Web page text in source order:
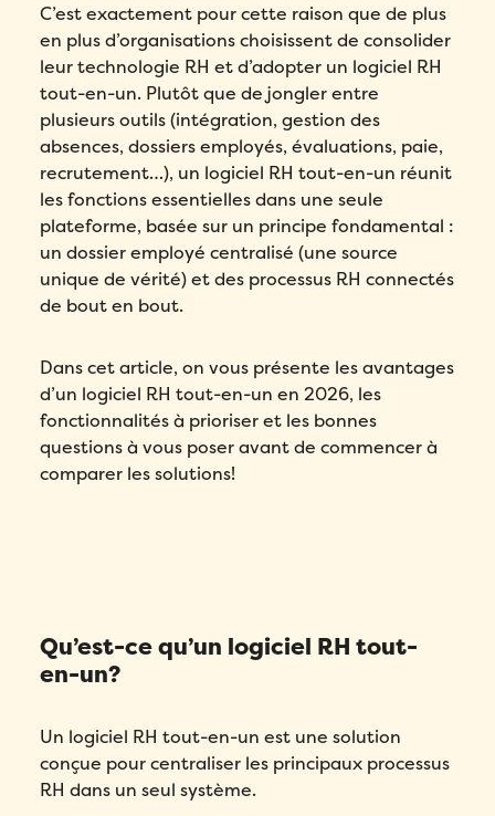
C’est exactement pour cette raison que de plus
en plus d’organisations choisissent de consolider
leur technologie RH et d’adopter un logiciel RH
tout-en-un. Plutôt que de jongler entre
plusieurs outils (intégration, gestion des
absences, dossiers employés, évaluations, paie,
recrutement…), un logiciel RH tout-en-un réunit
les fonctions essentielles dans une seule
plateforme, basée sur un principe fondamental :
un dossier employé centralisé (une source
unique de vérité) et des processus RH connectés
de bout en bout.
Dans cet article, on vous présente les avantages
d’un logiciel RH tout-en-un en 2026, les
fonctionnalités à prioriser et les bonnes
questions à vous poser avant de commencer à
comparer les solutions!
Qu’est-ce qu’un logiciel RH tout-
en-un?
Un logiciel RH tout-en-un est une solution
conçue pour centraliser les principaux processus
RH dans un seul système.